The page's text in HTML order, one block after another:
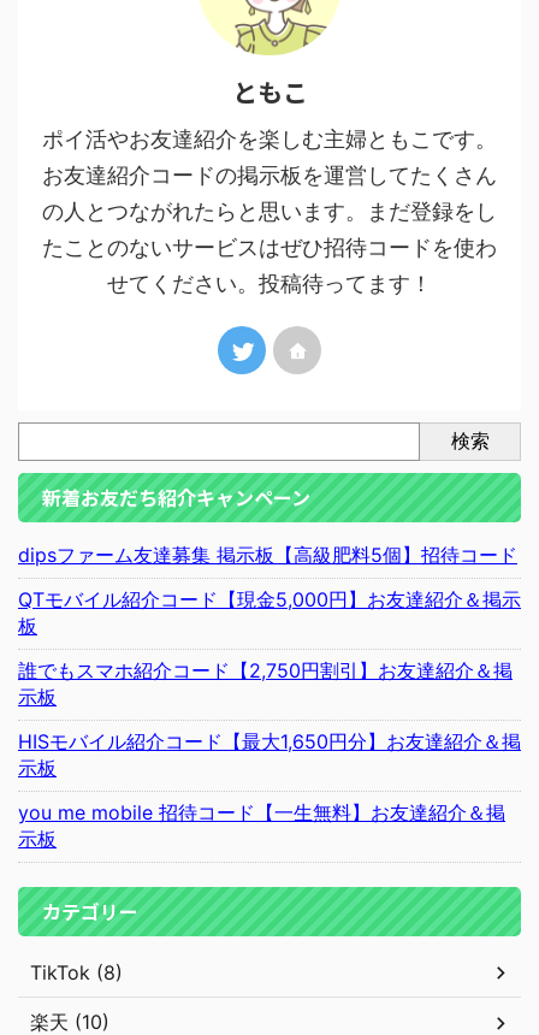
ともこ
ポイ活やお友達紹介を楽しむ主婦ともこです。
お友達紹介コードの掲示板を運営してたくさん
の人とつながれたらと思います。まだ登録をし
たことのないサービスはぜひ招待コードを使わ
せてください。投稿待ってます！
検索
新着お友だち紹介キャンペーン
dipsファーム友達募集 掲示板【高級肥料5個】招待コード
QTモバイル紹介コード【現金5,000円】お友達紹介＆掲示
板
誰でもスマホ紹介コード【2,750円割引】お友達紹介＆掲
示板
HISモバイル紹介コード【最大1,650円分】お友達紹介＆掲
示板
you me mobile 招待コード【一生無料】お友達紹介＆掲
示板
カテゴリー
TikTok (8)
楽天 (10)